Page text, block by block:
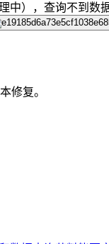
），查询不到数
修复。